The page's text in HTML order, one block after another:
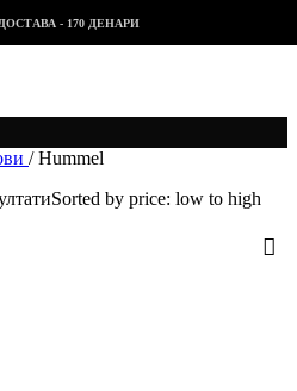
content- 170 ДЕНАРИ
/ Hummel
Sorted by price: low to high